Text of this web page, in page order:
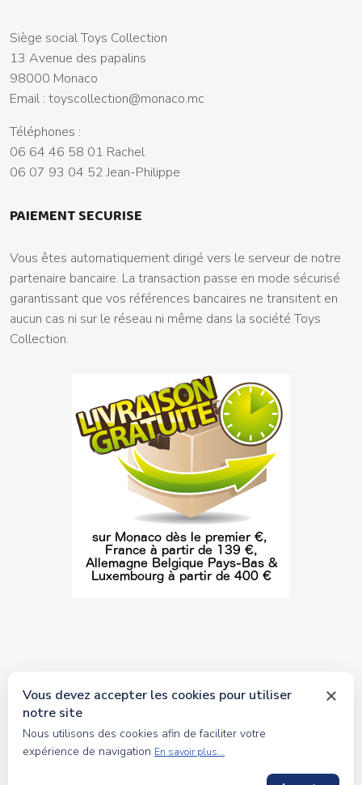
Siège social Toys Collection
13 Avenue des papalins
98000 Monaco
Email : toyscollection@monaco.mc
Téléphones :
06 64 46 58 01 Rachel
06 07 93 04 52 Jean-Philippe
PAIEMENT SECURISE
Vous êtes automatiquement dirigé vers le serveur de notre
partenaire bancaire. La transaction passe en mode sécurisé
garantissant que vos références bancaires ne transitent en
aucun cas ni sur le réseau ni même dans la société Toys
Collection.
© 2026 tous droits réservés Toyscollection. Réalisation
oceanesoft.com
Vous devez accepter les cookies pour utiliser
notre site
Nous utilisons des cookies afin de faciliter votre
expérience de navigation En savoir plus...